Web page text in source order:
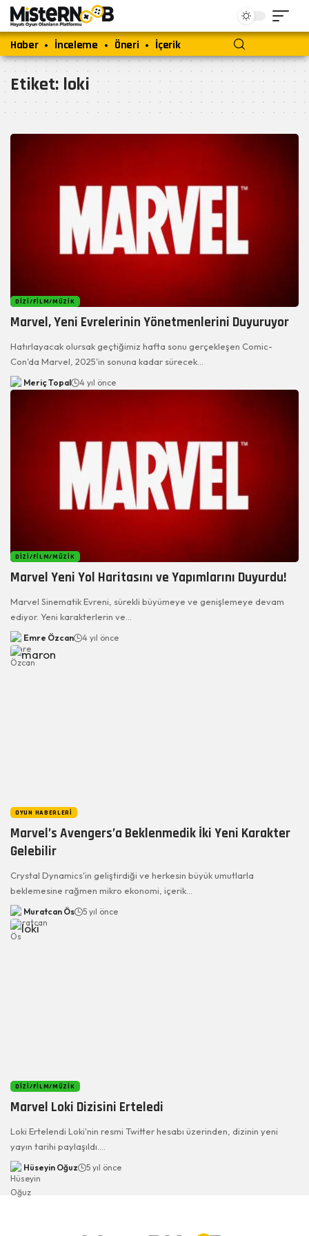
Haber İnceleme Öneri İçerik
Etiket: loki
DIZI/FILM/MÜZIK
Marvel, Yeni Evrelerinin Yönetmenlerini Duyuruyor
Hatırlayacak olursak geçtiğimiz hafta sonu gerçekleşen Comic-
Con'da Marvel, 2025'in sonuna kadar sürecek…
Meriç Topal 4 yıl önce
DIZI/FILM/MÜZIK
Marvel Yeni Yol Haritasını ve Yapımlarını Duyurdu!
Marvel Sinematik Evreni, sürekli büyümeye ve genişlemeye devam
ediyor. Yeni karakterlerin ve…
Emre Özcan 4 yıl önce
OYUN HABERLERI
Marvel’s Avengers’a Beklenmedik İki Yeni Karakter
Gelebilir
Crystal Dynamics'in geliştirdiği ve herkesin büyük umutlarla
beklemesine rağmen mikro ekonomi, içerik…
Muratcan Ös 5 yıl önce
DIZI/FILM/MÜZIK
Marvel Loki Dizisini Erteledi
Loki Ertelendi Loki'nin resmi Twitter hesabı üzerinden, dizinin yeni
yayın tarihi paylaşıldı.…
Hüseyin Oğuz 5 yıl önce